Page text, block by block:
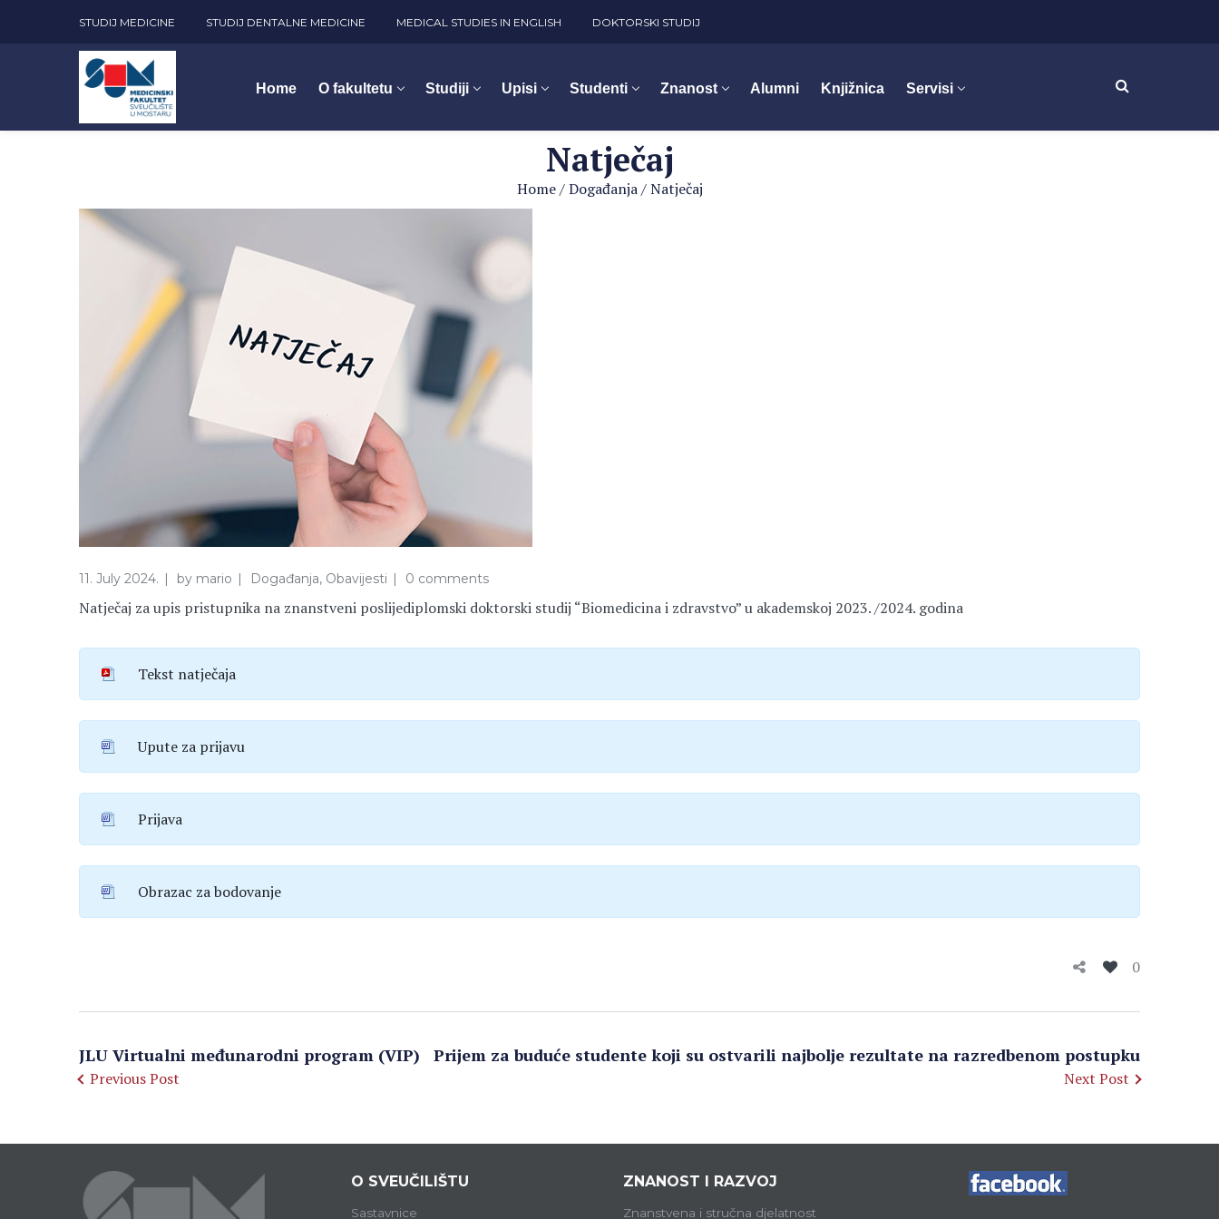
STUDIJ MEDICINE STUDIJ DENTALNE MEDICINE MEDICAL STUDIES IN ENGLISH DOKTORSKI STUDIJ
Home O fakultetu Studiji Upisi Studenti Znanost Alumni Knjižnica Servisi
Natječaj
Home/Događanja/Natječaj
11. July 2024. by mario Događanja, Obavijesti 0 comments
Natječaj za upis pristupnika na znanstveni poslijediplomski doktorski studij “Biomedicina i zdravstvo” u akademskoj 2023. /2024. godina
Tekst natječaja
Upute za prijavu
Prijava
Obrazac za bodovanje
0
JLU Virtualni međunarodni program (VIP)
Previous Post
Prijem za buduće studente koji su ostvarili najbolje rezultate na razredbenom postupku
Next Post
O SVEUČILIŠTU
Sastavnice
ZNANOST I RAZVOJ
Znanstvena i stručna djelatnost